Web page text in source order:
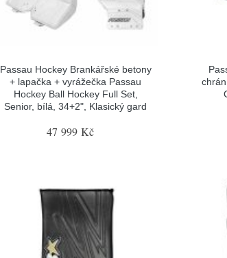
Passau Hockey Brankářské betony
+ lapačka + vyrážečka Passau
Hockey Ball Hockey Full Set,
Senior, bílá, 34+2", Klasický gard
47 999 Kč